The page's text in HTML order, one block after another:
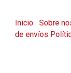
Inicio Sobre
de envíos